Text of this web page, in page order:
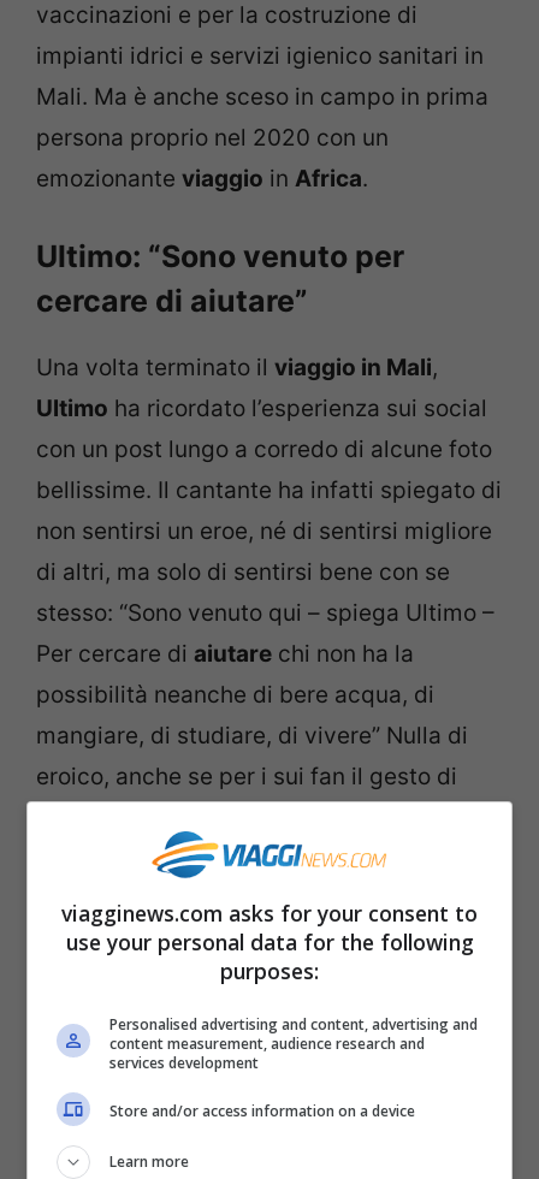
vaccinazioni e per la costruzione di
impianti idrici e servizi igienico sanitari in
Mali. Ma è anche sceso in campo in prima
persona proprio nel 2020 con un
emozionante viaggio in Africa.
Ultimo: “Sono venuto per
cercare di aiutare”
Una volta terminato il viaggio in Mali,
Ultimo ha ricordato l’esperienza sui social
con un post lungo a corredo di alcune foto
bellissime. Il cantante ha infatti spiegato di
non sentirsi un eroe, né di sentirsi migliore
di altri, ma solo di sentirsi bene con se
stesso: “Sono venuto qui – spiega Ultimo –
Per cercare di aiutare chi non ha la
possibilità neanche di bere acqua, di
mangiare, di studiare, di vivere” Nulla di
eroico, anche se per i sui fan il gesto di
molto significativo.
viagginews.com asks for your consent to
use your personal data for the following
purposes:
Personalised advertising and content, advertising and
content measurement, audience research and
services development
Store and/or access information on a device
Learn more